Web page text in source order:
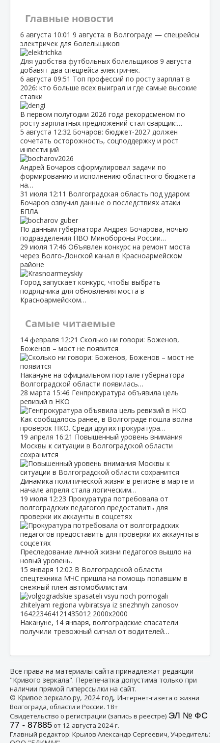
Главные новости
6 августа 10:01 9 августа: в Волгограде — спецрейсы
электричек для болельщиков
Для удобства футбольных болельщиков 9 августа
добавят два спецрейса электричек.
6 августа 09:51 Топ профессий по росту зарплат в
2026: кто больше всех выиграл и где самые высокие
ставки
В первом полугодии 2026 года рекордсменом по
росту зарплатных предложений стал сварщик:…
5 августа 12:32 Бочаров: бюджет‑2027 должен
сочетать осторожность, соцподдержку и рост
инвестиций
Андрей Бочаров сформулировал задачи по
формированию и исполнению областного бюджета
на…
31 июля 12:11 Волгоградская область под ударом:
Бочаров озвучил данные о последствиях атаки
БПЛА
По данным губернатора Андрея Бочарова, ночью
подразделения ПВО Минобороны России…
29 июля 17:46 Объявлен конкурс на ремонт моста
через Волго‑Донской канал в Красноармейском
районе
Город запускает конкурс, чтобы выбрать
подрядчика для обновления моста в
Красноармейском…
Самые читаемые
14 февраля 12:21 Сколько ни говори: Боженов,
Боженов – мост не появится
Накануне на официальном портале губернатора
Волгоградской области появилась…
28 марта 15:46 Генпрокуратура объявила цель
ревизий в НКО
Как сообщалось ранее, в Волгограде пошла волна
проверок НКО. Среди других прокуратура…
19 апреля 16:21 Повышенный уровень внимания
Москвы к ситуации в Волгоградской области
сохранится
Динамика политической жизни в регионе в марте и
начале апреля стала логическим…
19 июля 12:23 Прокуратура потребовала от
волгоградских педагогов предоставить для
проверки их аккаунты в соцсетях
Преследование личной жизни педагогов вышло на
новый уровень.
15 января 12:02 В Волгоградской области
спецтехника МЧС пришла на помощь попавшим в
снежный плен автомобилистам
Накануне, 14 января, волгоградские спасатели
получили тревожный сигнал от водителей…
Все права на материалы сайта принадлежат редакции
"Кривого зеркала". Перепечатка допустима только при
наличии прямой гиперссылки на сайт.
© Кривое зеркало.ру, 2024 год, Интернет-газета о жизни
Волгограда, области и России. 18+
Свидетельство о регистрации (запись в реестре) ЭЛ № ФС
77 - 87885от 12 августа 2024 г.
Главный редактор: Крылов Александр Сергеевич, Учредитель: